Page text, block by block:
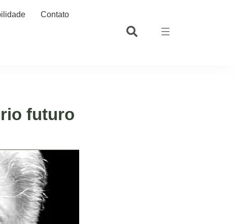
Contato
futuro